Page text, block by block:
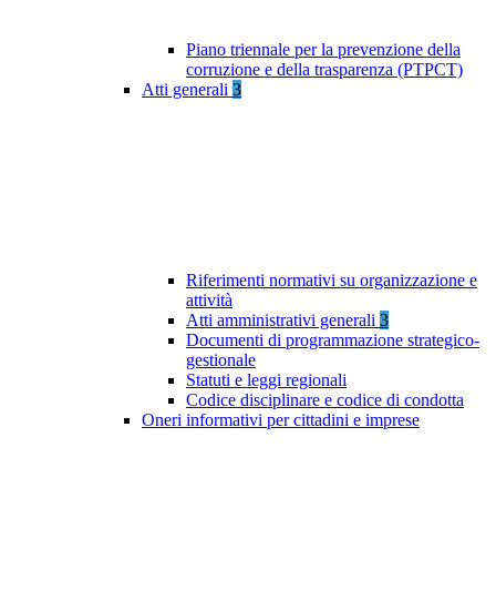
Piano triennale per la prevenzione della
corruzione e della trasparenza (PTPCT)
Atti generali 3
Riferimenti normativi su organizzazione e
attività
Atti amministrativi generali 3
Documenti di programmazione strategico-
gestionale
Statuti e leggi regionali
Codice disciplinare e codice di condotta
Oneri informativi per cittadini e imprese